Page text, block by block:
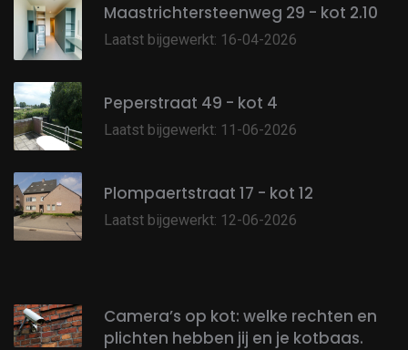
Maastrichtersteenweg 29 - kot 2.10
Laatst bijgewerkt: 16-04-2026
Peperstraat 49 - kot 4
Laatst bijgewerkt: 11-06-2026
Plompaertstraat 17 - kot 12
Laatst bijgewerkt: 12-06-2026
Camera’s op kot: welke rechten en
plichten hebben jij en je kotbaas.